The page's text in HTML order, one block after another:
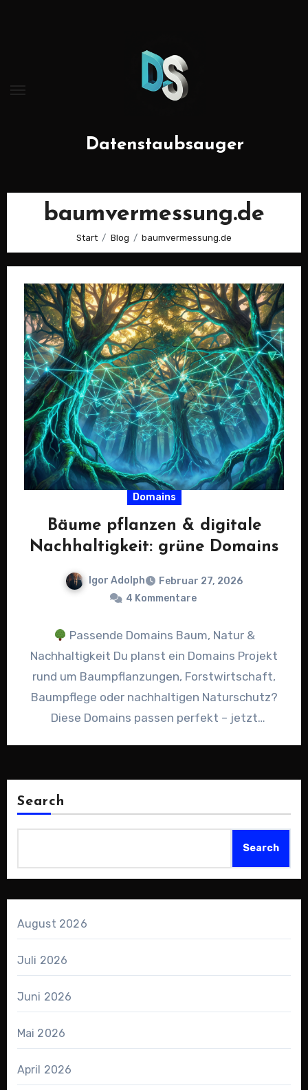
Datenstaubsauger
baumvermessung.de
Start Blog baumvermessung.de
Domains
Bäume pflanzen & digitale
Nachhaltigkeit: grüne Domains
Igor Adolph
Februar 27, 2026
4 Kommentare
Passende Domains Baum, Natur &
Nachhaltigkeit Du planst ein Domains Projekt
rund um Baumpflanzungen, Forstwirtschaft,
Baumpflege oder nachhaltigen Naturschutz?
Diese Domains passen perfekt – jetzt
Search
Search
August 2026
Juli 2026
Juni 2026
Mai 2026
April 2026